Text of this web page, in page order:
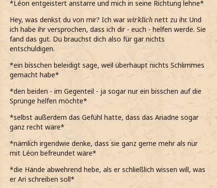
*Léon entgeistert anstarre und mich in seine Richtung lehne*
Hey, was denkst du von mir? Ich warwirklich nett zu ihr. Und
ich habe ihr versprochen, dass ich dir - euch - helfen werde. Sie
fand das gut. Du brauchst dich also für gar nichts
entschuldigen.
*ein bisschen beleidigt sage, weil überhaupt nichts Schlimmes
gemacht habe*
*den beiden - im Gegenteil - ja sogar nur ein bisschen auf die
Sprünge helfen möchte*
*selbst außerdem das Gefühl hatte, dass das Ariadne sogar
ganz recht wäre*
*nämlich irgendwie denke, dass sie ganz gerne mehr als nur
mit Léon befreundet wäre*
*die Hände abwehrend hebe, als er schließlich wissen will, was
er Ari schreiben soll*